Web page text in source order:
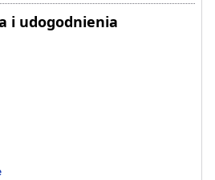
i udogodnienia